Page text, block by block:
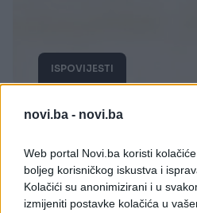
novi.ba - novi.ba
Web portal Novi.ba koristi
boljeg korisničkog iskustva i
Kolačići su anonimizirani i u
izmijeniti postavke kolačića u
ISPOVIJESTI
03.04.17. 13:49
dana'
Saznaj više